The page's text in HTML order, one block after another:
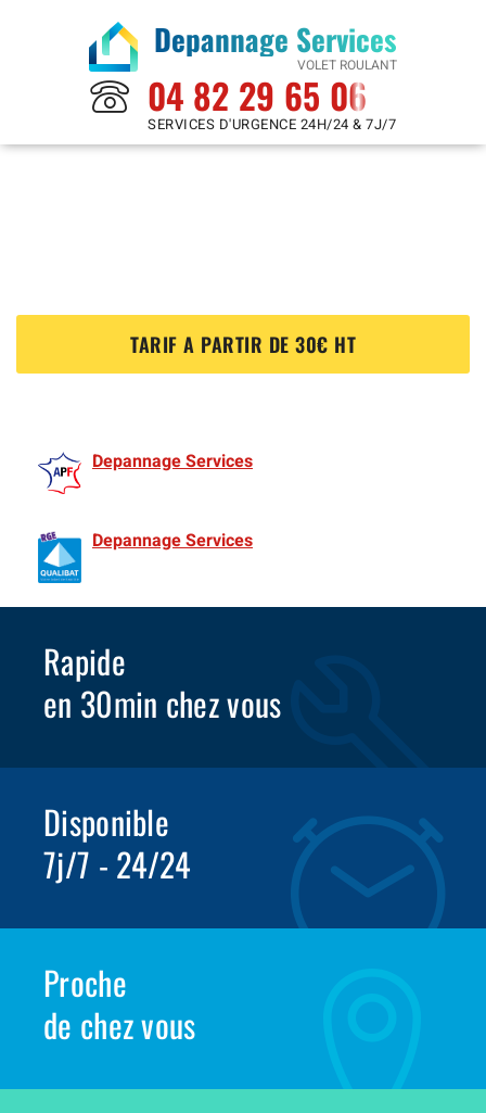
Depannage Services
VOLET ROULANT
04 82 29 65 06
SERVICES D'URGENCE 24H/24 & 7J/7
TARIF A PARTIR DE 30€ HT
Depannage Services
Depannage Services
Rapide
en 30min chez vous
Disponible
7j/7 - 24/24
Proche
de chez vous